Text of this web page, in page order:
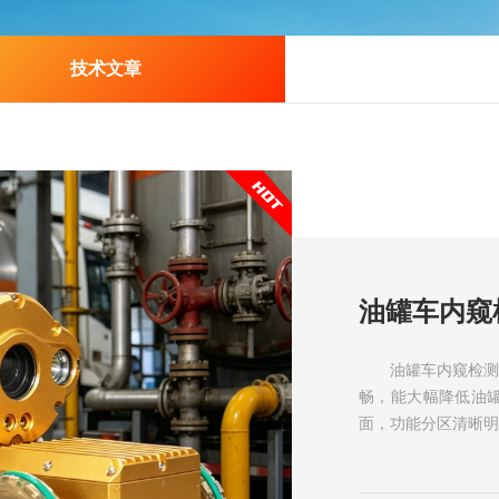
技术文章
油罐车内
油罐车内窥检
畅，能大幅降低油
面，功能分区清晰